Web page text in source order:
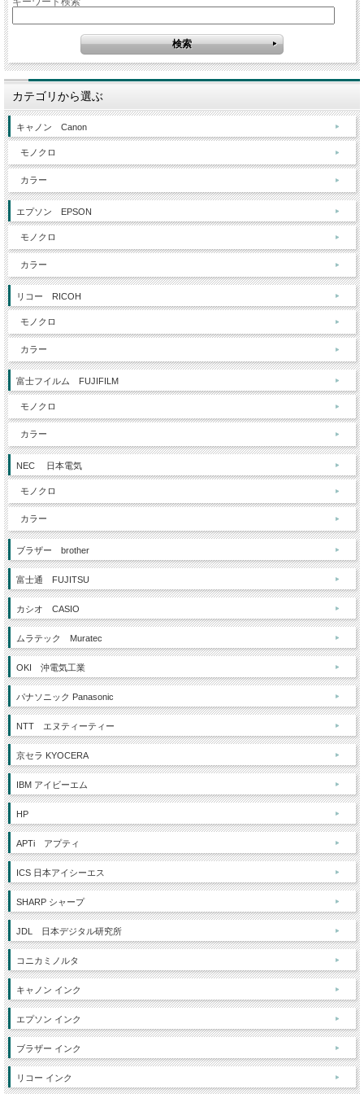
カテゴリから選ぶ
キャノン Canon
モノクロ
カラー
エプソン EPSON
モノクロ
カラー
リコー RICOH
モノクロ
カラー
富士フイルム FUJIFILM
モノクロ
カラー
NEC 日本電気
モノクロ
カラー
ブラザー brother
富士通 FUJITSU
カシオ CASIO
ムラテック Muratec
OKI 沖電気工業
パナソニック Panasonic
NTT エヌティーティー
京セラ KYOCERA
IBM アイビーエム
HP
APTi アプティ
ICS 日本アイシーエス
SHARP シャープ
JDL 日本デジタル研究所
コニカミノルタ
キャノン インク
エプソン インク
ブラザー インク
リコー インク